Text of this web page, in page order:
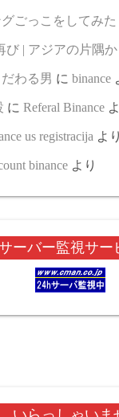
ごっこをしてみた
び | アジアの片隅か
わる男 に binance
に Referal Binance
us registracija より
binance より
ーバー監視サー